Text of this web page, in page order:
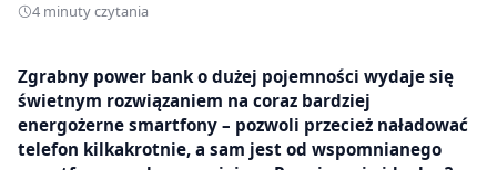
4 minuty czytania
Zgrabny power bank o dużej pojemności wydaje się
świetnym rozwiązaniem na coraz bardziej
energożerne smartfony – pozwoli przecież naładować
telefon kilkakrotnie, a sam jest od wspomnianego